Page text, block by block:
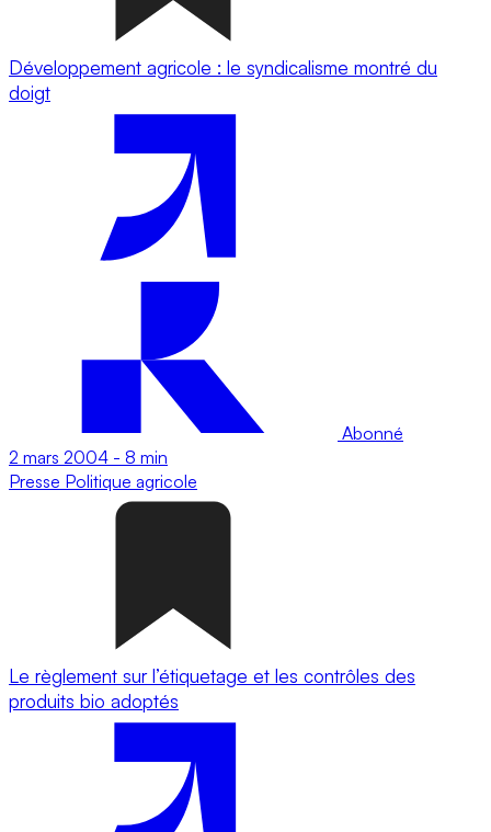
Développement agricole : le syndicalisme montré du
doigt
Abonné
2 mars 2004 - 8 min
Presse Politique agricole
Le règlement sur l’étiquetage et les contrôles des
produits bio adoptés